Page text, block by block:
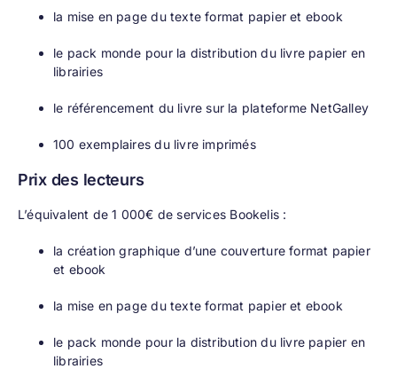
la mise en page du texte format papier et ebook
le pack monde pour la distribution du livre papier en
librairies
le référencement du livre sur la plateforme NetGalley
100 exemplaires du livre imprimés
Prix des lecteurs
L’équivalent de 1 000€ de services Bookelis :
la création graphique d’une couverture format papier
et ebook
la mise en page du texte format papier et ebook
le pack monde pour la distribution du livre papier en
librairies